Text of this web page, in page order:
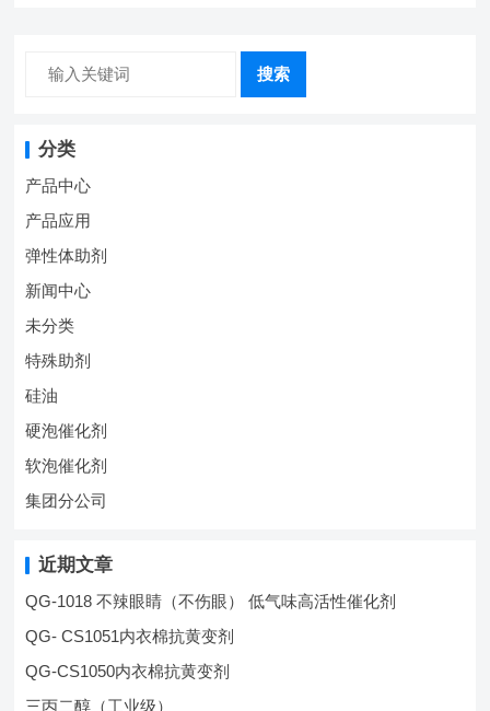
搜索
分类
产品中心
产品应用
弹性体助剂
新闻中心
未分类
特殊助剂
硅油
硬泡催化剂
软泡催化剂
集团分公司
近期文章
QG-1018 不辣眼睛（不伤眼） 低气味高活性催化剂
QG- CS1051内衣棉抗黄变剂
QG-CS1050内衣棉抗黄变剂
三丙二醇（工业级）